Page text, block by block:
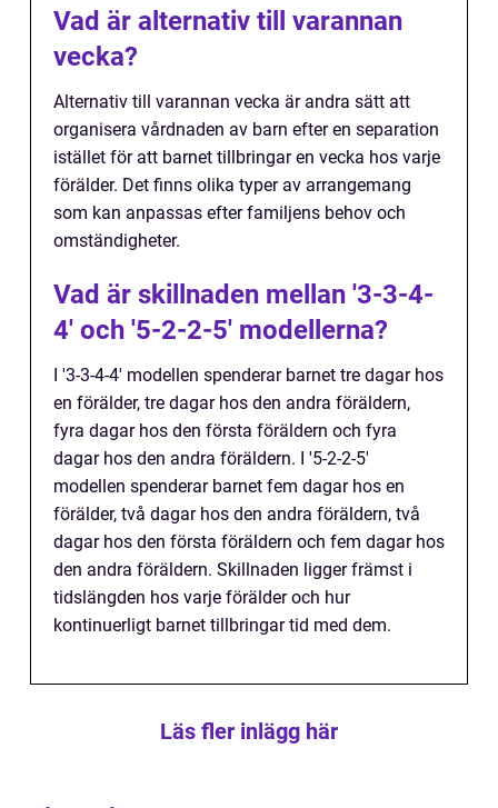
Vad är alternativ till varannan
vecka?
Alternativ till varannan vecka är andra sätt att
organisera vårdnaden av barn efter en separation
istället för att barnet tillbringar en vecka hos varje
förälder. Det finns olika typer av arrangemang
som kan anpassas efter familjens behov och
omständigheter.
Vad är skillnaden mellan '3-3-4-
4' och '5-2-2-5' modellerna?
I '3-3-4-4' modellen spenderar barnet tre dagar hos
en förälder, tre dagar hos den andra föräldern,
fyra dagar hos den första föräldern och fyra
dagar hos den andra föräldern. I '5-2-2-5'
modellen spenderar barnet fem dagar hos en
förälder, två dagar hos den andra föräldern, två
dagar hos den första föräldern och fem dagar hos
den andra föräldern. Skillnaden ligger främst i
tidslängden hos varje förälder och hur
kontinuerligt barnet tillbringar tid med dem.
Läs fler inlägg här